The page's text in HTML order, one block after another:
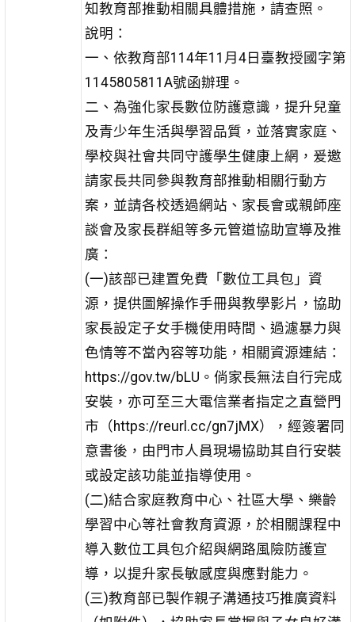
知教育部推動相關具體措施，請查照。
說明：
一、依教育部114年11月4日臺教授國字第
1145805811A號函辦理。
二、為強化家長數位防護意識，提升兒童
及青少年生活與學習品質，並落實家庭、
學校與社會共同守護學生健康上網，爰邀
請家長共同參與教育部推動相關行動方
案，並請各校透過網站、家長會或親師座
談會及家長群組等多元管道協助宣導及推
廣：
(一)該部已建置免費「數位工具包」資
源，提供圖解操作手冊與教學影片，協助
家長設定子女手機使用時間、過濾暴力與
色情等不當內容等功能，相關資源連結：
https://gov.tw/bLU。倘家長無法自行完成
安裝，亦可至三大電信業者指定之直營門
市（https://reurl.cc/gn7jMX），經簽署同
意書後，由門市人員現場協助其自行安裝
或設定該功能並指導使用。
(二)結合家庭教育中心、社區大學、樂齡
學習中心等社會教育資源，於相關課程中
導入數位工具包介紹與網路風險防護宣
導，以提升家長敏感度與應對能力。
(三)教育部已製作親子溝通技巧推廣資料